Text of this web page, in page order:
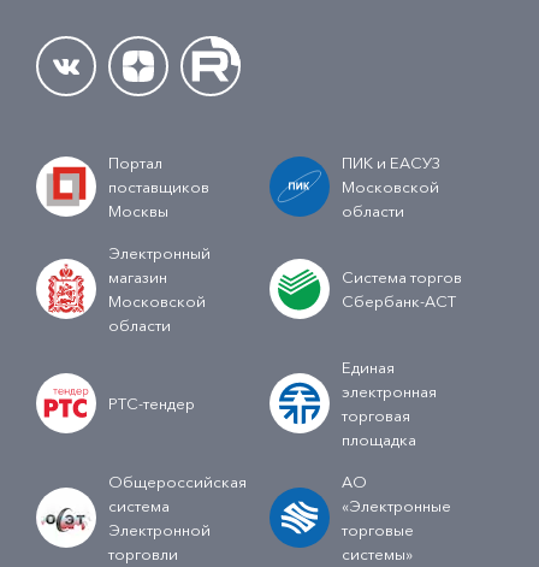
Портал
поставщиков
Москвы
ПИК и ЕАСУЗ
Московской
области
Электронный
магазин
Московской
области
Система торгов
Сбербанк-АСТ
РТС-тендер
Единая
электронная
торговая
площадка
Общероссийская
система
Электронной
торговли
АО
«Электронные
торговые
системы»